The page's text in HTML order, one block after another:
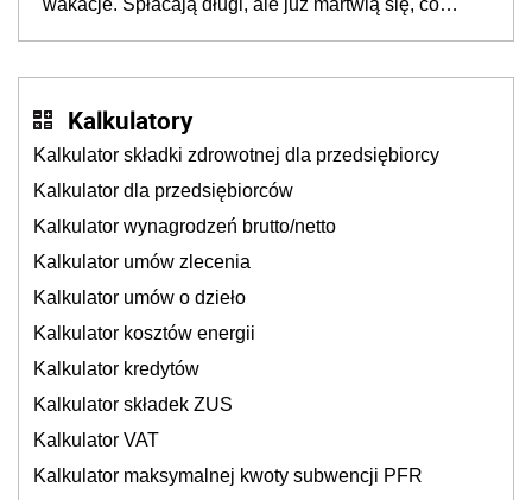
wakacje. Spłacają długi, ale już martwią się, co
Kalkulatory
Kalkulator składki zdrowotnej dla przedsiębiorcy
Kalkulator dla przedsiębiorców
Kalkulator wynagrodzeń brutto/netto
Kalkulator umów zlecenia
Kalkulator umów o dzieło
Kalkulator kosztów energii
Kalkulator kredytów
Kalkulator składek ZUS
Kalkulator VAT
Kalkulator maksymalnej kwoty subwencji PFR